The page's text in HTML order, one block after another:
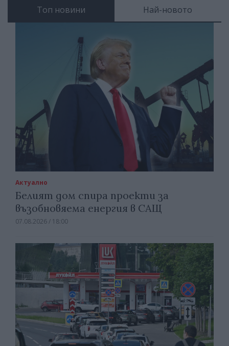
Топ новини Най-новото
Актуално
Белият дом спира проекти за
възобновяема енергия в САЩ
07.08.2026 / 18:00